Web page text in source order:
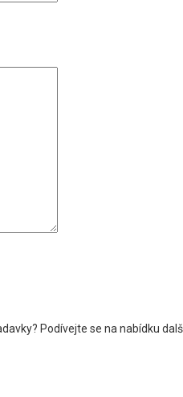
Podívejte se na nabídku